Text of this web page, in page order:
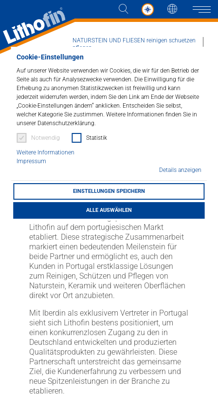
Cookie-Einstellungen
Auf unserer Website verwenden wir Cookies, die wir für den Betrieb der
Seite als auch für Analysezwecke verwenden. Die Einwilligung für die
Erhebung zu anonymen Statistikzwecken ist freiwillig und kann
jederzeit widerrufen werden, indem Sie den Link am Ende der Webseite
„Cookie-Einstellungen ändern“ anklicken. Entscheiden Sie selbst,
welcher Kategorie Sie zustimmen. Weitere Informationen finden Sie in
unserer Datenschutzerklärung.
Notwendig Statistik
Weitere Informationen
Impressum
Details anzeigen
EINSTELLUNGEN SPEICHERN
ALLE AUSWÄHLEN
Sprache
Produkte
Lösungen
Aktuelles
Unternehmen
LITHOFINDER
Webshop
Download
NATURSTEIN UND FLIESEN reinigen schuetzen
pflegen
Lithofin-Vertretung in Portugal
Lithofin-Vertretung in
Portugal
Lithofin gelingt der Schritt nach Portugal durch
die wegweisende Partnerschaft mit der Firma
Iberdin, welche sich zugleich als exklusiver
Vertreter für Reinigungs- und
Oberflächenbehandlungsprodukte der Marke
Lithofin auf dem portugiesischen Markt
etabliert. Diese strategische Zusammenarbeit
markiert einen bedeutenden Meilenstein für
beide Partner und ermöglicht es, auch den
Kunden in Portugal erstklassige Lösungen
zum Reinigen, Schützen und Pflegen von
Naturstein, Keramik und weiteren Oberflächen
direkt vor Ort anzubieten.
Mit Iberdin als exklusivem Vertreter in Portugal
sieht sich Lithofin bestens positioniert, um
einen konkurrenzlosen Zugang zu den in
Deutschland entwickelten und produzierten
Qualitätsprodukten zu gewährleisten. Diese
Partnerschaft unterstreicht das gemeinsame
Ziel, die Kundenerfahrung zu verbessern und
neue Spitzenleistungen in der Branche zu
etablieren.